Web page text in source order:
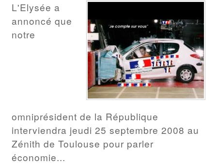
L'Elysée a
annoncé que
notre
omniprésident de la République
interviendra jeudi 25 septembre 2008 au
Zénith de Toulouse pour parler
économie...